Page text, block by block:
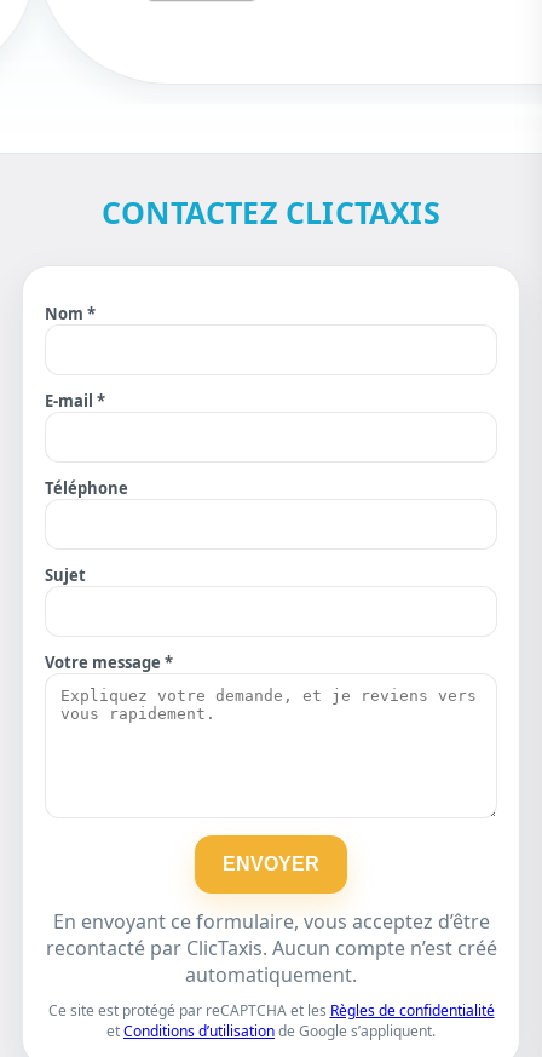
CONTACTEZ CLICTAXIS
Nom *
E-mail *
Téléphone
Sujet
Votre message *
ENVOYER
En envoyant ce formulaire, vous acceptez d’être
recontacté par ClicTaxis. Aucun compte n’est créé
automatiquement.
Ce site est protégé par reCAPTCHA et les Règles de confidentialité
etConditions d’utilisationde Google s’appliquent.